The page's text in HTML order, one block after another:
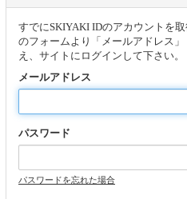
すでにSKIYAKI IDのアカウントを
のフォームより「メールアドレス
え、サイトにログインして下さい。
メールアドレス
パスワード
パスワードを忘れた場合